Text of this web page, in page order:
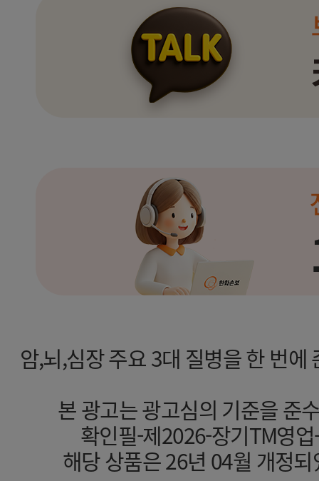
암,뇌,심장 주요 3대 질병을 한 번
본 광고는 광고심의 기준을 준
확인필-제2026-장기TM영
해당 상품은 26년 04월 개정